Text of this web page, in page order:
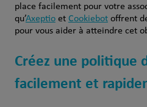
place facilement pour votre
qu’Axeptioet Cookiebotoffrent
pour vous aider à atteindre cet
Créez une politique
facilement et